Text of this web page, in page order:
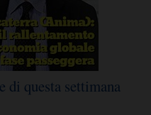
di questa settimana